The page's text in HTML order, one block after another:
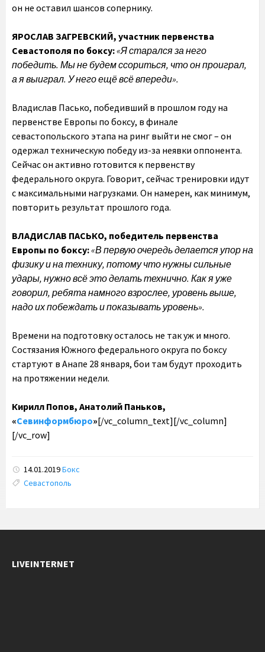
он не оставил шансов сопернику.
ЯРОСЛАВ ЗАГРЕВСКИЙ, участник первенства
Севастополя по боксу:«Я старался за него
победить. Мы не будем ссориться, что он проиграл,
а я выиграл. У него ещё всё впереди».
Владислав Пасько, победивший в прошлом году на
первенстве Европы по боксу, в финале
севастопольского этапа на ринг выйти не смог – он
одержал техническую победу из-за неявки оппонента.
Сейчас он активно готовится к первенству
федерального округа. Говорит, сейчас тренировки идут
с максимальными нагрузками. Он намерен, как минимум,
повторить результат прошлого года.
ВЛАДИСЛАВ ПАСЬКО, победитель первенства
Европы по боксу:«В первую очередь делается упор на
физику и на технику, потому что нужны сильные
удары, нужно всё это делать технично. Как я уже
говорил, ребята намного взрослее, уровень выше,
надо их побеждать и показывать уровень».
Времени на подготовку осталось не так уж и много.
Состязания Южного федерального округа по боксу
стартуют в Анапе 28 января, бои там будут проходить
на протяжении недели.
Кирилл Попов, Анатолий Паньков,
«Севинформбюро»[/vc_column_text][/vc_column]
[/vc_row]
14.01.2019Бокс
Tags:
Севастополь
LIVEINTERNET